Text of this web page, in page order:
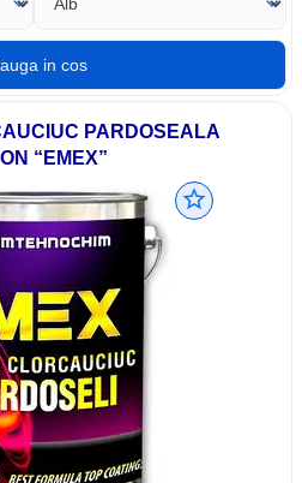
PARDOSEALA
“EMEX”